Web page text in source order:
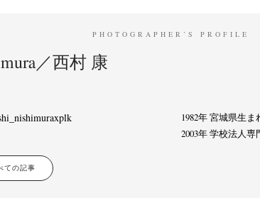
PHOTOGRAPHER’S PROFILE
／西村 康
ての記事
1982年 宮城県生ま
2003年 学校法人